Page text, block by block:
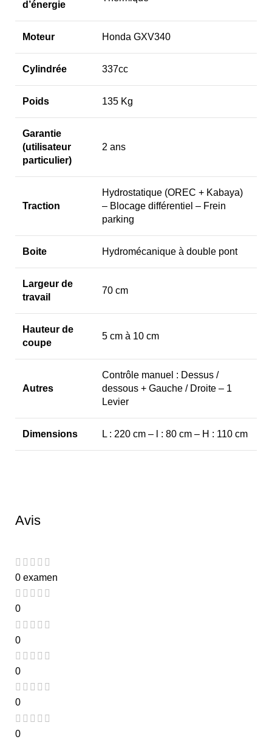
d’énergie
Moteur Honda GXV340
Cylindrée 337cc
Poids 135 Kg
Garantie
(utilisateur
particulier)
2 ans
Traction
Hydrostatique (OREC + Kabaya)
– Blocage différentiel – Frein
parking
Boite Hydromécanique à double pont
Largeur de
travail
70 cm
Hauteur de
coupe
5 cm à 10 cm
Autres
Contrôle manuel : Dessus /
dessous + Gauche / Droite – 1
Levier
Dimensions L : 220 cm – l : 80 cm – H : 110 cm
Avis
0 examen
0
0
0
0
0